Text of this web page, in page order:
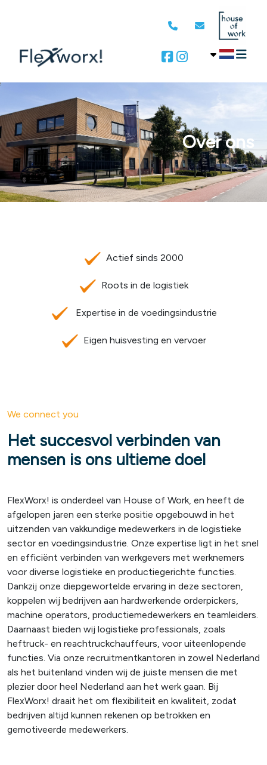
Over ons
Actief sinds 2000
Roots in de logistiek
Expertise in de voedingsindustrie
Eigen huisvesting en vervoer
We connect you
Het succesvol verbinden van
mensen is ons ultieme doel
FlexWorx! is onderdeel van House of Work, en heeft de
afgelopen jaren een sterke positie opgebouwd in het
uitzenden van vakkundige medewerkers in de logistieke
sector en voedingsindustrie. Onze expertise ligt in het snel
en efficiënt verbinden van werkgevers met werknemers
voor diverse logistieke en productiegerichte functies.
Dankzij onze diepgewortelde ervaring in deze sectoren,
koppelen wij bedrijven aan hardwerkende orderpickers,
machine operators, productiemedewerkers en teamleiders.
Daarnaast bieden wij logistieke professionals, zoals
heftruck- en reachtruckchauffeurs, voor uiteenlopende
functies. Via onze recruitmentkantoren in zowel Nederland
als het buitenland vinden wij de juiste mensen die met
plezier door heel Nederland aan het werk gaan. Bij
FlexWorx! draait het om flexibiliteit en kwaliteit, zodat
bedrijven altijd kunnen rekenen op betrokken en
gemotiveerde medewerkers.